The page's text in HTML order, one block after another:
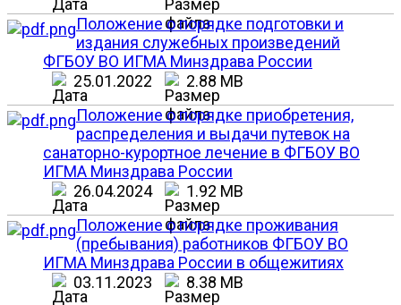
Положение о порядке подготовки и
издания служебных произведений
ФГБОУ ВО ИГМА Минздрава России
25.01.2022
2.88 MB
Положение о порядке приобретения,
распределения и выдачи путевок на
санаторно-курортное лечение в ФГБОУ ВО
ИГМА Минздрава России
26.04.2024
1.92 MB
Положение о порядке проживания
(пребывания) работников ФГБОУ ВО
ИГМА Минздрава России в общежитиях
03.11.2023
8.38 MB